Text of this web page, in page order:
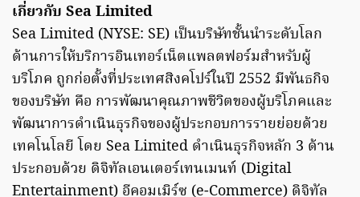
เกี่ยวกับ Sea Limited
Sea Limited (NYSE: SE) เป็นบริษัทชั้นนำระดับโลก
ด้านการให้บริการอินเทอร์เน็ตแพลตฟอร์มสำหรับผู้
บริโภค ถูกก่อตั้งที่ประเทศสิงคโปร์ในปี 2552 มีพันธกิจ
ของบริษัท คือ การพัฒนาคุณภาพชีวิตของผู้บริโภคและ
พัฒนาการดำเนินธุรกิจของผู้ประกอบการรายย่อยด้วย
เทคโนโลยี โดย Sea Limited ดำเนินธุรกิจหลัก 3 ด้าน
ประกอบด้วย ดิจิทัลเอนเตอร์เทนเมนท์ (Digital
Entertainment) อีคอมเมิร์ซ (e-Commerce) ดิจิทัล